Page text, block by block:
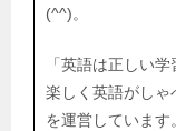
(^^)。
「英語は正しい
楽しく英語がしゃ
を運営しています。